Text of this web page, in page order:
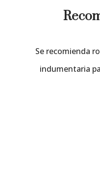
Se recomienda
indumentaria